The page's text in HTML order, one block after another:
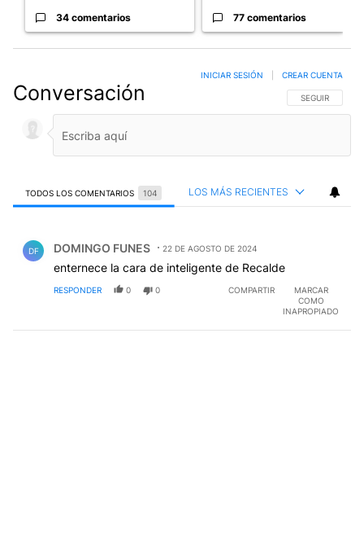
34 comentarios 77 comentarios
Conversación SIGA ESTA
SEGUIR
INICIAR SESIÓN CREAR CUENTA
TODOS LOS COMENTARIOS 104 LOS MÁS RECIENTES
DF DOMINGO FUNES 22 DE AGOSTO DE 2024
enternece la cara de inteligente de Recalde
RESPONDER 0 0 COMPARTIR
MARCAR
COMO
INAPROPIADO